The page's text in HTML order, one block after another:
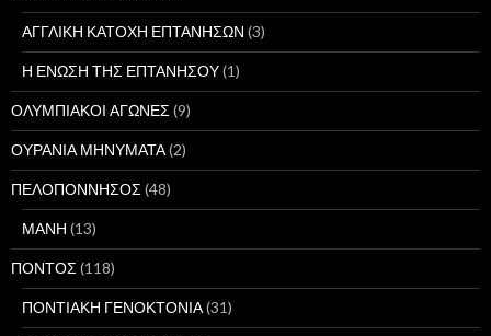
ΑΓΓΛΙΚΗ ΚΑΤΟΧΗ ΕΠΤΑΝΗΣΩΝ (3)
Η ΕΝΩΣΗ ΤΗΣ ΕΠΤΑΝΗΣΟΥ(1)
ΟΛΥΜΠΙΑΚΟΙ ΑΓΩΝΕΣ (9)
ΟΥΡΑΝΙΑ ΜΗΝΥΜΑΤΑ(2)
ΠΕΛΟΠΟΝΝΗΣΟΣ (48)
ΜΑΝΗ (13)
ΠΟΝΤΟΣ (118)
ΠΟΝΤΙΑΚΗ ΓΕΝΟΚΤΟΝΙΑ(31)